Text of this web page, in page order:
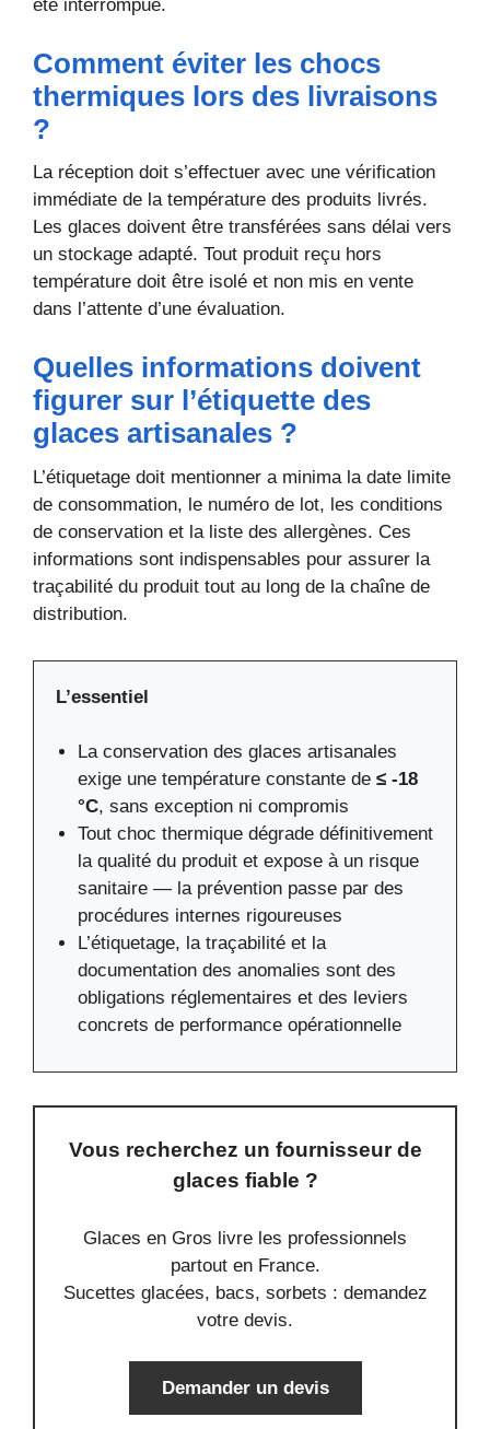
été interrompue.
Comment éviter les chocs
thermiques lors des livraisons
?
La réception doit s’effectuer avec une vérification
immédiate de la température des produits livrés.
Les glaces doivent être transférées sans délai vers
un stockage adapté. Tout produit reçu hors
température doit être isolé et non mis en vente
dans l’attente d’une évaluation.
Quelles informations doivent
figurer sur l’étiquette des
glaces artisanales ?
L’étiquetage doit mentionner a minima la date limite
de consommation, le numéro de lot, les conditions
de conservation et la liste des allergènes. Ces
informations sont indispensables pour assurer la
traçabilité du produit tout au long de la chaîne de
distribution.
L’essentiel
La conservation des glaces artisanales
exige une température constante de ≤ -18
°C, sans exception ni compromis
Tout choc thermique dégrade définitivement
la qualité du produit et expose à un risque
sanitaire — la prévention passe par des
procédures internes rigoureuses
L’étiquetage, la traçabilité et la
documentation des anomalies sont des
obligations réglementaires et des leviers
concrets de performance opérationnelle
Vous recherchez un fournisseur de
glaces fiable ?
Glaces en Gros livre les professionnels
partout en France.
Sucettes glacées, bacs, sorbets : demandez
votre devis.
Demander un devis